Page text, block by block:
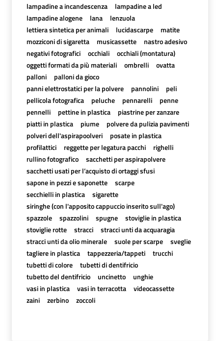
lampadine a incandescenza
lampadine a led
lampadine alogene
lana
lenzuola
lettiera sintetica per animali
lucidascarpe
matite
mozziconi di sigaretta
musicassette
nastro adesivo
negativi fotografici
occhiali
occhiali (montatura)
oggetti formati da più materiali
ombrelli
ovatta
palloni
palloni da gioco
panni elettrostatici per la polvere
pannolini
peli
pellicola fotografica
peluche pennarelli
penne
pennelli
pettine in plastica
piastrine per zanzare
piatti in plastica
piume
polvere da pulizia pavimenti
polveri dell'aspirapoolveri
posate in plastica
profilattici
reggette per legatura pacchi
righelli
rullino fotografico
sacchetti per aspirapolvere
sacchetti usati per l’acquisto di ortaggi sfusi
sapone in pezzi e saponette
scarpe
secchielli in plastica
sigarette
siringhe (con l'apposito cappuccio inserito sull'ago)
spazzole
spazzolini spugne
stoviglie in plastica
stoviglie rotte
stracci
stracci unti da acquaragia
stracci unti da olio minerale
suole per scarpe
sveglie
tagliere in plastica
tappezzeria/tappeti
trucchi
tubetti di colore
tubetti di dentifricio
tubetto del dentifricio
uncinetto
unghie
vasi in plastica
vasi in terracotta
videocassette
zaini
zerbino zoccoli